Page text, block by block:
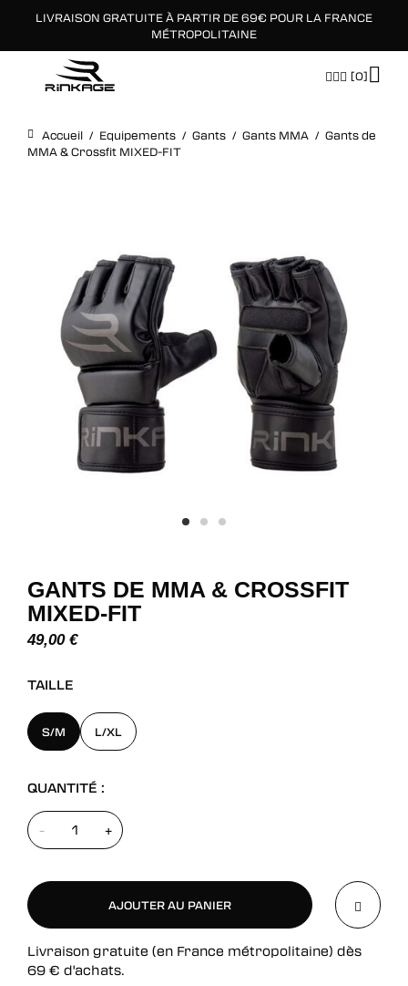
LIVRAISON GRATUITE À PARTIR DE 69€ POUR LA FRANCE
MÉTROPOLITAINE
[0]
Accueil / Equipements / Gants / Gants MMA / Gants de
MMA & Crossfit MIXED-FIT
GANTS DE MMA & CROSSFIT
MIXED-FIT
49,00 €
TAILLE
S/M L/XL
QUANTITÉ :
- +
AJOUTER AU PANIER
AJOUTER AU PANIER
Livraison gratuite (en France métropolitaine) dès
69 € d'achats.